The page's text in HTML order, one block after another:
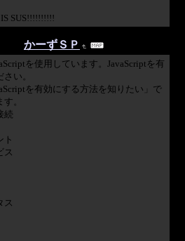
SUS!!!!!!!!!!
かーずＳＰ
を使用しています。JavaScriptを有
い。
を有効にする方法を知りたい」で
。
続
ト
ス
ス